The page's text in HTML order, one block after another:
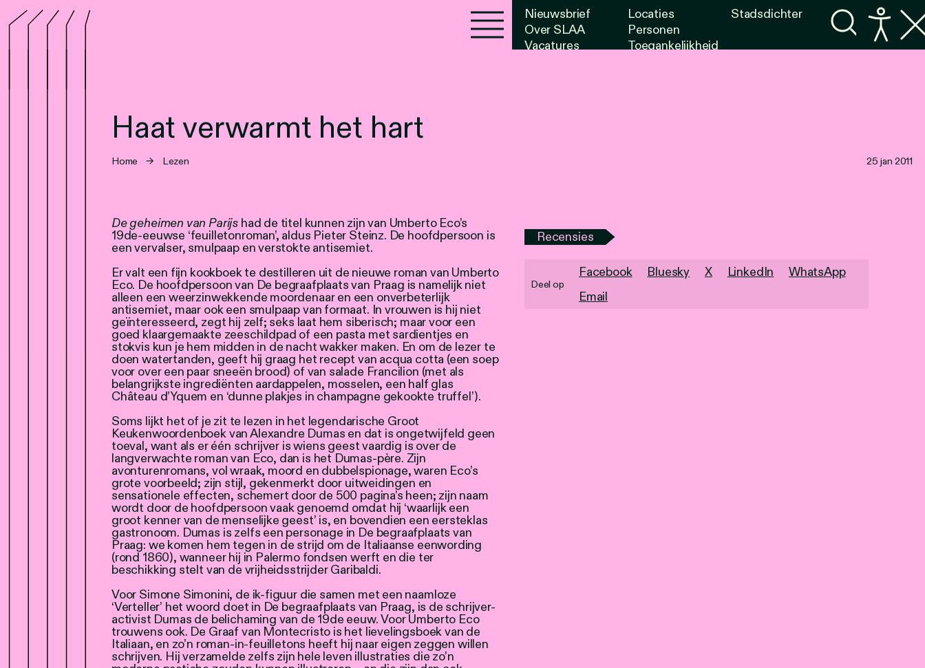
Haat verwarmt het hart
Home → Lezen 25 jan 2011
​De geheimen van Parijs had de titel kunnen zijn van Umberto Eco’s
19de-eeuwse ‘feuilletonroman’, aldus Pieter Steinz. De hoofdpersoon is
een vervalser, smulpaap en verstokte antisemiet.
Er valt een fijn kookboek te destilleren uit de nieuwe roman van Umberto
Eco. De hoofdpersoon van De begraafplaats van Praag is namelijk niet
alleen een weerzinwekkende moordenaar en een onverbeterlijk
antisemiet, maar ook een smulpaap van formaat. In vrouwen is hij niet
geïnteresseerd, zegt hij zelf; seks laat hem siberisch; maar voor een
goed klaargemaakte zeeschildpad of een pasta met sardientjes en
stokvis kun je hem midden in de nacht wakker maken. En om de lezer te
doen watertanden, geeft hij graag het recept van acqua cotta (een soep
voor over een paar sneeën brood) of van salade Francilion (met als
belangrijkste ingrediënten aardappelen, mosselen, een half glas
Château d’Yquem en ‘dunne plakjes in champagne gekookte truffel’).
Soms lijkt het of je zit te lezen in het legendarische Groot
Keukenwoordenboek van Alexandre Dumas en dat is ongetwijfeld geen
toeval, want als er één schrijver is wiens geest vaardig is over de
langverwachte roman van Eco, dan is het Dumas-père. Zijn
avonturenromans, vol wraak, moord en dubbelspionage, waren Eco’s
grote voorbeeld; zijn stijl, gekenmerkt door uitweidingen en
sensationele effecten, schemert door de 500 pagina’s heen; zijn naam
wordt door de hoofdpersoon vaak genoemd omdat hij ‘waarlijk een
groot kenner van de menselijke geest’ is, en bovendien een eersteklas
gastronoom. Dumas is zelfs een personage in De begraafplaats van
Praag: we komen hem tegen in de strijd om de Italiaanse eenwording
(rond 1860), wanneer hij in Palermo fondsen werft en die ter
beschikking stelt van de vrijheidsstrijder Garibaldi.
Voor Simone Simonini, de ik-figuur die samen met een naamloze
‘Verteller’ het woord doet in De begraafplaats van Praag, is de schrijver-
activist Dumas de belichaming van de 19de eeuw. Voor Umberto Eco
trouwens ook. De Graaf van Montecristo is het lievelingsboek van de
Italiaan, en zo’n roman-in-feuilletons heeft hij naar eigen zeggen willen
schrijven. Hij verzamelde zelfs zijn hele leven illustraties die zo’n
Recensies
Deel op
Facebook Bluesky X LinkedIn
WhatsApp
Email
Nieuwsbrief
Over SLAA
Vacatures
Locaties
Personen
Toegankelijkheid
Stadsdichter